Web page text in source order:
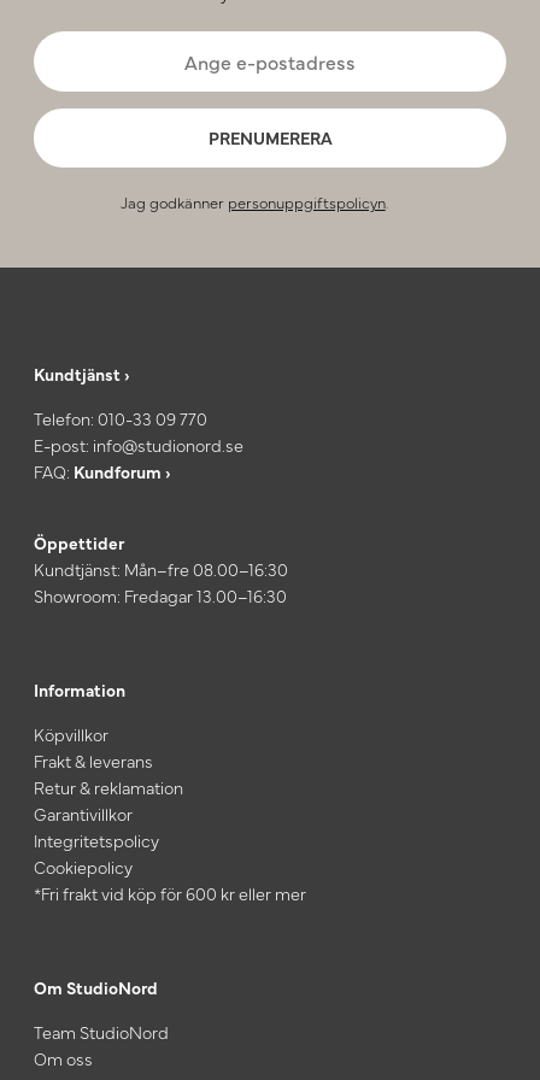
PRENUMERERA
Jag godkänner personuppgiftspolicyn.
Kundtjänst ›
Telefon: 010-33 09 770
E-post: info@studionord.se
FAQ: Kundforum ›
Öppettider
Kundtjänst: Mån–fre 08.00–16:30
Showroom: Fredagar 13.00–16:30
Information
Köpvillkor
Frakt & leverans
Retur & reklamation
Garantivillkor
Integritetspolicy
Cookiepolicy
*Fri frakt vid köp för 600 kr eller mer
Om StudioNord
Team StudioNord
Om oss